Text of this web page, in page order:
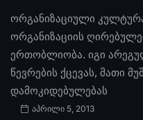
ორგანიზაციული
ორგანიზაციის
ერთობლიობა. იგი
წევრების ქცევას, მათი
დამოკიდებულებას
აპრილი 5, 2013